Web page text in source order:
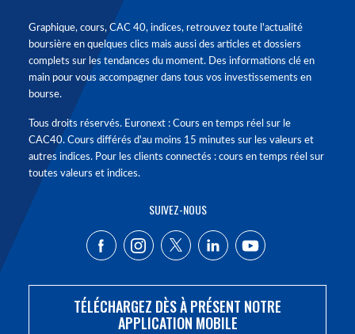
Graphique, cours, CAC 40, indices, retrouvez toute l'actualité
boursière en quelques clics mais aussi des articles et dossiers
complets sur les tendances du moment. Des informations clé en
main pour vous accompagner dans tous vos investissements en
bourse.
Tous droits réservés. Euronext : Cours en temps réel sur le
CAC40. Cours différés d'au moins 15 minutes sur les valeurs et
autres indices. Pour les clients connectés : cours en temps réel sur
toutes valeurs et indices.
SUIVEZ-NOUS
TÉLÉCHARGEZ DÈS À PRÉSENT NOTRE
APPLICATION MOBILE